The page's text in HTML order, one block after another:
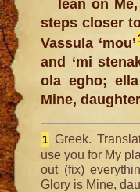
lean on
steps closer
Vassula ‘mou’
and ‘mi
ola egho;
Mine, daughter
1 Greek.
use you for My
out (fix)
Glory is Mine,